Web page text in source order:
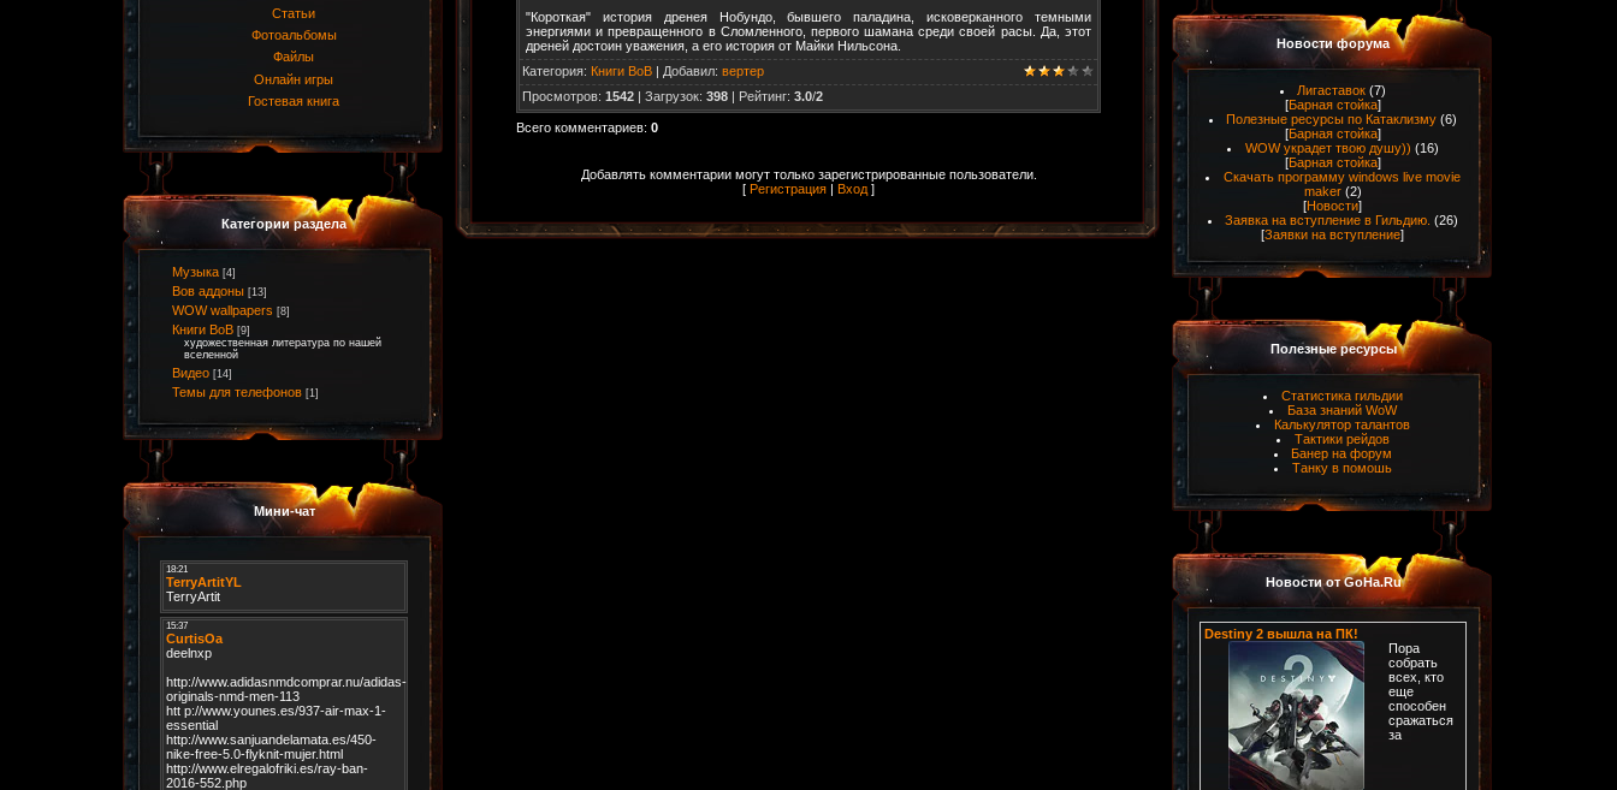
Статьи
Фотоальбомы
Файлы
Онлайн игры
Гостевая книга
Категории раздела
Музыка [4]
Вов аддоны [13]
WOW wallpapers [8]
Книги ВоВ [9]
художественная литература по нашей
вселенной
Видео [14]
Темы для телефонов [1]
Мини-чат
"Короткая" история дренея Нобундо, бывшего паладина, исковерканного темными
энергиями и превращенного в Сломленного, первого шамана среди своей расы. Да, этот
дреней достоин уважения, а его история от Майки Нильсона.
Категория: Книги ВоВ | Добавил: вертер
Просмотров: 1542 | Загрузок: 398 | Рейтинг: 3.0/2
Всего комментариев: 0
Добавлять комментарии могут только зарегистрированные пользователи.
[ Регистрация | Вход ]
Новости форума
Лигаставок (7)
[Барная стойка]
Полезные ресурсы по Катаклизму (6)
[Барная стойка]
WOW украдет твою душу)) (16)
[Барная стойка]
Скачать программу windows live movie
maker (2)
[Новости]
Заявка на вступление в Гильдию. (26)
[Заявки на вступление]
Полезные ресурсы
Статистика гильдии
База знаний WoW
Калькулятор талантов
Тактики рейдов
Банер на форум
Танку в помошь
Новости от GoHa.Ru
Destiny 2 вышла на ПК!
Пора
собрать
всех, кто
еще
способен
сражаться
за